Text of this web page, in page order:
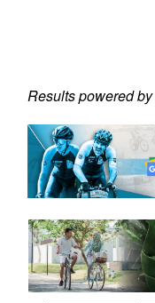
Results powered by